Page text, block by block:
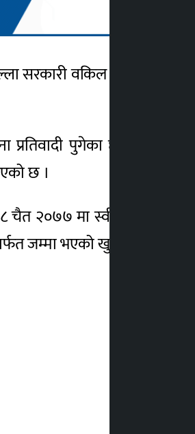
सरकारी वकिल कार्यालय
पुगेका छन् ।
छ ।
२०७७ मा स्वीकृत भएको
जम्मा भएको खुलेको थियो ।